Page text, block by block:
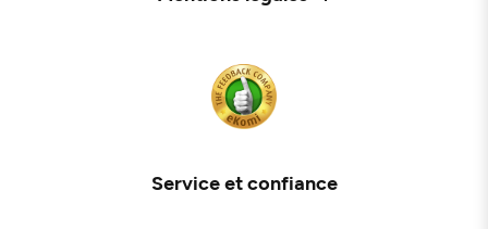
Service et confiance